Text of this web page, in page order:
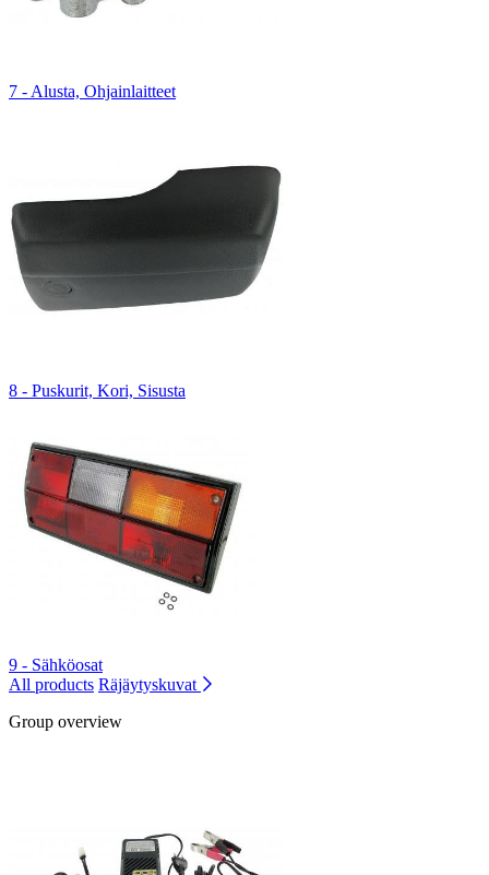
7 - Alusta, Ohjainlaitteet
8 - Puskurit, Kori, Sisusta
9 - Sähköosat
All products Räjäytyskuvat
Group overview